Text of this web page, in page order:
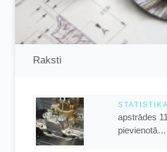
Raksti
STATISTIKA
apstrādes
pievienotā…